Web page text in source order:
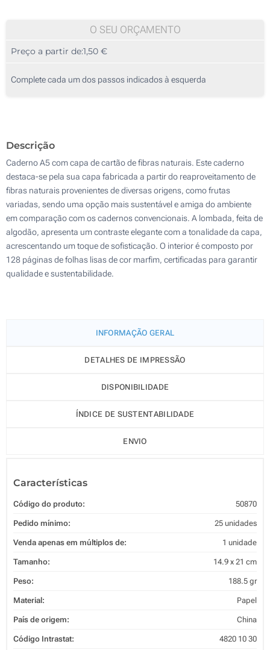
50
125
Outra :
O SEU ORÇAMENTO
Preço a partir de:1,50 €
Complete cada um dos passos indicados à esquerda
Descrição
Caderno A5 com capa de cartão de fibras naturais. Este caderno
destaca-se pela sua capa fabricada a partir do reaproveitamento de
fibras naturais provenientes de diversas origens, como frutas
variadas, sendo uma opção mais sustentável e amiga do ambiente
em comparação com os cadernos convencionais. A lombada, feita de
algodão, apresenta um contraste elegante com a tonalidade da capa,
acrescentando um toque de sofisticação. O interior é composto por
128 páginas de folhas lisas de cor marfim, certificadas para garantir
qualidade e sustentabilidade.
INFORMAÇÃO GERAL
DETALHES DE IMPRESSÃO
DISPONIBILIDADE
ÍNDICE DE SUSTENTABILIDADE
ENVIO
Características
Código do produto: 50870
Pedido mínimo: 25 unidades
Venda apenas em múltiplos de: 1 unidade
Tamanho: 14.9 x 21 cm
Peso: 188.5 gr
Material: Papel
País de origem: China
Código Intrastat: 4820 10 30